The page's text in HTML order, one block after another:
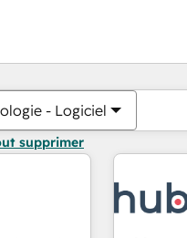
- Logiciel
supprimer
Vous